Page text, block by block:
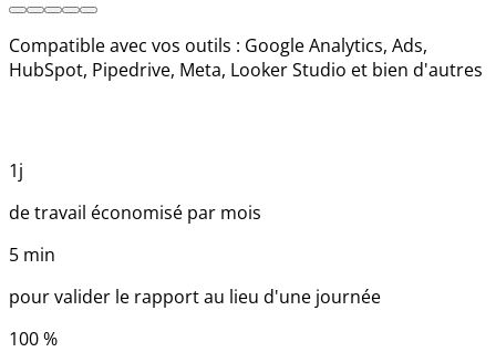
Compatible avec vos outils : Google Analytics, Ads,
HubSpot, Pipedrive, Meta, Looker Studio et bien d'autres
1j
de travail économisé par mois
5 min
pour valider le rapport au lieu d'une journée
100%